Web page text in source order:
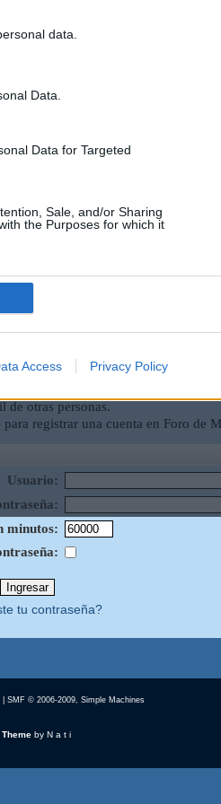
data.
Data.
Data for Targeted
Sale, and/or Sharing
the Purposes for which it
Access Privacy Policy
un lenguaje moderado.
y ortografía correctas"
DOCENTE
de otras personas.
para registrar una cuenta en Foro de
Usuario:
minutos:
tu contraseña?
SMF © 2006-2009, Simple Machines
Themeby N a t i